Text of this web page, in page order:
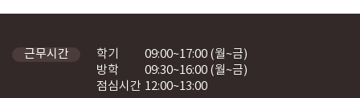
근무시간 학기
09:00~17:00 (월~금)
방학
09:30~16:00 (월~금)
점심시간 12:00~13:00